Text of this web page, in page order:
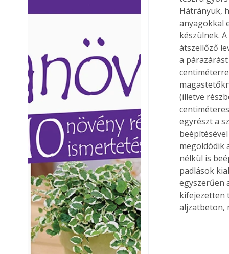
Ezermester
Laptapir kényelmes
mert: – t
Hátrányuk,
anyagokkal
készülnek.
átszellőző
a
(illetve
egyrészt a
megoldódik
nélkül is
padlások
egyszerűen
kifejezetten
aljzatbeton,